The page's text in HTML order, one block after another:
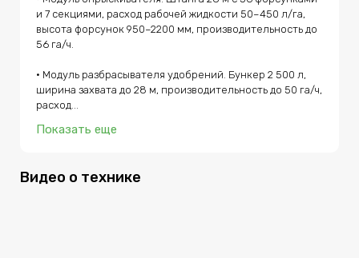
включает камеры кругового обзора, расширенные
пакеты навигации с RTK-коррекцией, комплект шин
низкого давления, систему автоматического
отключения секций, дополнительные функции
контроля расхода удобрений и расширенный
Туман-5 состоялась в Краснодаре на выставке
ЮГАГРО-2025, где модель впервые представили как
логическое развитие Тумана-3: с более мощной
силовой установкой, новой гидростатической
трансмиссией, повышенным клиренсом, расширенным
функционалом навигации и улучшенной эргономикой
и 7 секциями, расход рабочей жидкости 50–450 л/га,
высота форсунок 950–2200 мм, производительность до
56 га/ч.
• Модуль разбрасывателя удобрений. Бункер 2 500 л,
ширина захвата до 28 м, производительность до 50 га/ч,
расход...
Показать еще
Видео о технике